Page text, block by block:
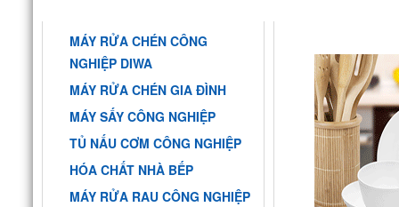
MÁY RỬA CHÉN CÔNG
NGHIỆP DIWA
MÁY RỬA CHÉN GIA ĐÌNH
MÁY SẤY CÔNG NGHIỆP
TỦ NẤU CƠM CÔNG NGHIỆP
HÓA CHẤT NHÀ BẾP
MÁY RỬA RAU CÔNG NGHIỆP